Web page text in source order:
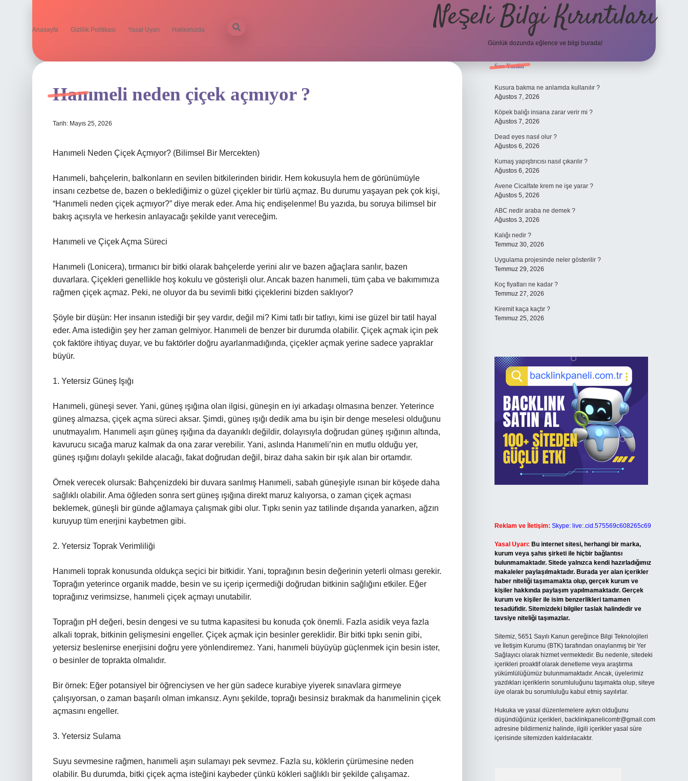
Anasayfa Gizlilik Politikası Yasal Uyarı Hakkımızda Neşeli Bilgi Kırıntıları
Günlük dozunda eğlence ve bilgi burada!
Hanımeli neden çiçek açmıyor ?
Tarih: Mayıs 25, 2026
Hanımeli Neden Çiçek Açmıyor? (Bilimsel Bir Mercekten)
Hanımeli, bahçelerin, balkonların en sevilen bitkilerinden biridir. Hem kokusuyla hem de görünümüyle
insanı cezbetse de, bazen o beklediğimiz o güzel çiçekler bir türlü açmaz. Bu durumu yaşayan pek çok kişi,
“Hanımeli neden çiçek açmıyor?” diye merak eder. Ama hiç endişelenme! Bu yazıda, bu soruya bilimsel bir
bakış açısıyla ve herkesin anlayacağı şekilde yanıt vereceğim.
Hanımeli ve Çiçek Açma Süreci
Hanımeli (Lonicera), tırmanıcı bir bitki olarak bahçelerde yerini alır ve bazen ağaçlara sarılır, bazen
duvarlara. Çiçekleri genellikle hoş kokulu ve gösterişli olur. Ancak bazen hanımeli, tüm çaba ve bakımımıza
rağmen çiçek açmaz. Peki, ne oluyor da bu sevimli bitki çiçeklerini bizden saklıyor?
Şöyle bir düşün: Her insanın istediği bir şey vardır, değil mi? Kimi tatlı bir tatlıyı, kimi ise güzel bir tatil hayal
eder. Ama istediğin şey her zaman gelmiyor. Hanımeli de benzer bir durumda olabilir. Çiçek açmak için pek
çok faktöre ihtiyaç duyar, ve bu faktörler doğru ayarlanmadığında, çiçekler açmak yerine sadece yapraklar
büyür.
1. Yetersiz Güneş Işığı
Hanımeli, güneşi sever. Yani, güneş ışığına olan ilgisi, güneşin en iyi arkadaşı olmasına benzer. Yeterince
güneş almazsa, çiçek açma süreci aksar. Şimdi, güneş ışığı dedik ama bu işin bir denge meselesi olduğunu
unutmayalım. Hanımeli aşırı güneş ışığına da dayanıklı değildir, dolayısıyla doğrudan güneş ışığının altında,
kavurucu sıcağa maruz kalmak da ona zarar verebilir. Yani, aslında Hanımeli’nin en mutlu olduğu yer,
güneş ışığını dolaylı şekilde alacağı, fakat doğrudan değil, biraz daha sakin bir ışık alan bir ortamdır.
Örnek verecek olursak: Bahçenizdeki bir duvara sarılmış Hanımeli, sabah güneşiyle ısınan bir köşede daha
sağlıklı olabilir. Ama öğleden sonra sert güneş ışığına direkt maruz kalıyorsa, o zaman çiçek açması
beklemek, güneşli bir günde ağlamaya çalışmak gibi olur. Tıpkı senin yaz tatilinde dışarıda yanarken, ağzın
kuruyup tüm enerjini kaybetmen gibi.
2. Yetersiz Toprak Verimliliği
Hanımeli toprak konusunda oldukça seçici bir bitkidir. Yani, toprağının besin değerinin yeterli olması gerekir.
Toprağın yeterince organik madde, besin ve su içerip içermediği doğrudan bitkinin sağlığını etkiler. Eğer
toprağınız verimsizse, hanımeli çiçek açmayı unutabilir.
Toprağın pH değeri, besin dengesi ve su tutma kapasitesi bu konuda çok önemli. Fazla asidik veya fazla
alkali toprak, bitkinin gelişmesini engeller. Çiçek açmak için besinler gereklidir. Bir bitki tıpkı senin gibi,
yetersiz beslenirse enerjisini doğru yere yönlendiremez. Yani, hanımeli büyüyüp güçlenmek için besin ister,
o besinler de toprakta olmalıdır.
Bir örnek: Eğer potansiyel bir öğrenciysen ve her gün sadece kurabiye yiyerek sınavlara girmeye
çalışıyorsan, o zaman başarılı olman imkansız. Aynı şekilde, toprağı besinsiz bırakmak da hanımelinin çiçek
açmasını engeller.
3. Yetersiz Sulama
Suyu sevmesine rağmen, hanımeli aşırı sulamayı pek sevmez. Fazla su, köklerin çürümesine neden
olabilir. Bu durumda, bitki çiçek açma isteğini kaybeder çünkü kökleri sağlıklı bir şekilde çalışamaz.
Sidebar
Son Yazılar
Kusura bakma ne anlamda kullanılır ?
Ağustos 7, 2026
Köpek balığı insana zarar verir mi ?
Ağustos 7, 2026
Dead eyes nasıl olur ?
Ağustos 6, 2026
Kumaş yapıştırıcısı nasıl çıkarılır ?
Ağustos 6, 2026
Avene Cicalfate krem ne işe yarar ?
Ağustos 5, 2026
ABC nedir araba ne demek ?
Ağustos 3, 2026
Kalığı nedir ?
Temmuz 30, 2026
Uygulama projesinde neler gösterilir ?
Temmuz 29, 2026
Koç fiyatları ne kadar ?
Temmuz 27, 2026
Kiremit kaça kaçtır ?
Temmuz 25, 2026
Reklam ve İletişim: Skype: live:.cid.575569c608265c69
Yasal Uyarı: Bu internet sitesi, herhangi bir marka,
kurum veya şahıs şirketi ile hiçbir bağlantısı
bulunmamaktadır. Sitede yalnızca kendi hazırladığımız
makaleler paylaşılmaktadır. Burada yer alan içerikler
haber niteliği taşımamakta olup, gerçek kurum ve
kişiler hakkında paylaşım yapılmamaktadır. Gerçek
kurum ve kişiler ile isim benzerlikleri tamamen
tesadüfidir. Sitemizdeki bilgiler taslak halindedir ve
tavsiye niteliği taşımazlar.
Sitemiz, 5651 Sayılı Kanun gereğince Bilgi Teknolojileri
ve İletişim Kurumu (BTK) tarafından onaylanmış bir Yer
Sağlayıcı olarak hizmet vermektedir. Bu nedenle, sitedeki
içerikleri proaktif olarak denetleme veya araştırma
yükümlülüğümüz bulunmamaktadır. Ancak, üyelerimiz
yazdıkları içeriklerin sorumluluğunu taşımakta olup, siteye
üye olarak bu sorumluluğu kabul etmiş sayılırlar.
Hukuka ve yasal düzenlemelere aykırı olduğunu
düşündüğünüz içerikleri, backlinkpanelicomtr@gmail.com
adresine bildirmeniz halinde, ilgili içerikler yasal süre
içerisinde sitemizden kaldırılacaktır.